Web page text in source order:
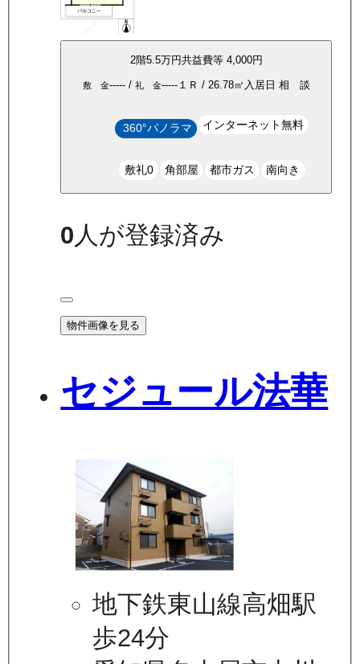
2階5.5万円共益費等 4,000円
敷 金-----/ 礼 金-----１Ｒ / 26.78㎡ 入居日 相 談
360°パノラマ インターネット無料
敷礼0 角部屋 都市ガス 南向き
0人が登録済み
物件画像を見る
セジュール法華
地下鉄東山線高畑駅
歩24分